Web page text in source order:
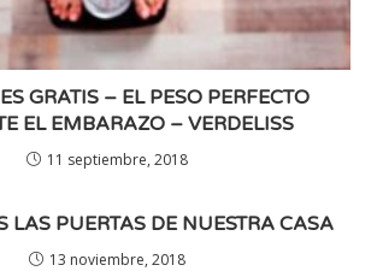
GRATIS – EL PESO PERFECTO
EL EMBARAZO – VERDELISS
11 septiembre, 2018
LAS PUERTAS DE NUESTRA CASA
13 noviembre, 2018